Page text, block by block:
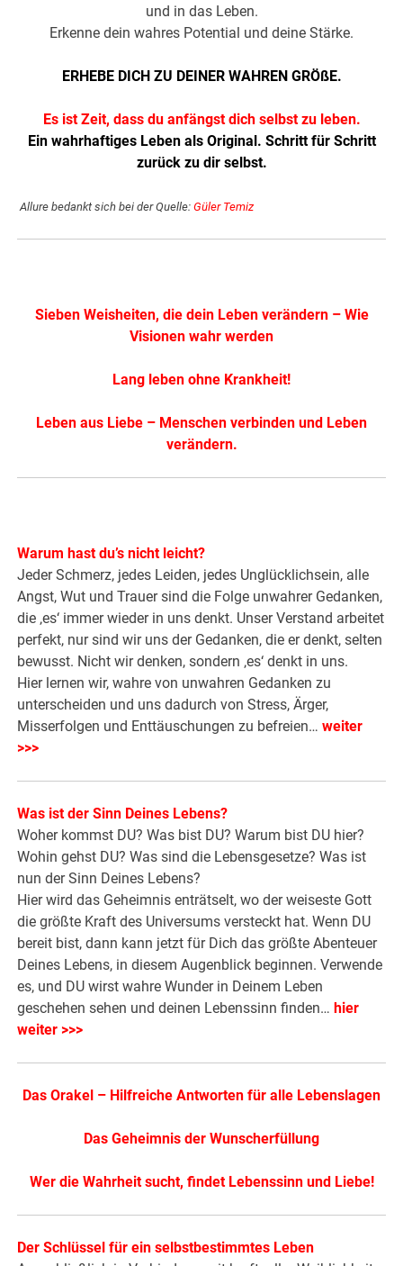
und in das Leben.
Erkenne dein wahres Potential und deine Stärke.
ERHEBE DICH ZU DEINER WAHREN GRÖßE.
Es ist Zeit, dass du anfängst dich selbst zu leben.
Ein wahrhaftiges Leben als Original. Schritt für Schritt
zurück zu dir selbst.
Allure bedankt sich bei der Quelle:Güler Temiz
Sieben Weisheiten, die dein Leben verändern – Wie
Visionen wahr werden
Lang leben ohne Krankheit!
Leben aus Liebe – Menschen verbinden und Leben
verändern.
Warum hast du’s nicht leicht?
Jeder Schmerz, jedes Leiden, jedes Unglücklichsein, alle
Angst, Wut und Trauer sind die Folge unwahrer Gedanken,
die ‚es‘ immer wieder in uns denkt. Unser Verstand arbeitet
perfekt, nur sind wir uns der Gedanken, die er denkt, selten
bewusst. Nicht wir denken, sondern ‚es‘ denkt in uns.
Hier lernen wir, wahre von unwahren Gedanken zu
unterscheiden und uns dadurch von Stress, Ärger,
Misserfolgen und Enttäuschungen zu befreien…weiter
>>>
Was ist der Sinn Deines Lebens?
Woher kommst DU? Was bist DU? Warum bist DU hier?
Wohin gehst DU? Was sind die Lebensgesetze? Was ist
nun der Sinn Deines Lebens?
Hier wird das Geheimnis enträtselt, wo der weiseste Gott
die größte Kraft des Universums versteckt hat. Wenn DU
bereit bist, dann kann jetzt für Dich das größte Abenteuer
Deines Lebens, in diesem Augenblick beginnen. Verwende
es, und DU wirst wahre Wunder in Deinem Leben
geschehen sehen und deinen Lebenssinn finden… hier
weiter >>>
Das Orakel – Hilfreiche Antworten für alle Lebenslagen
Das Geheimnis der Wunscherfüllung
Wer die Wahrheit sucht, findet Lebenssinn und Liebe!
Der Schlüssel für ein selbstbestimmtes Leben